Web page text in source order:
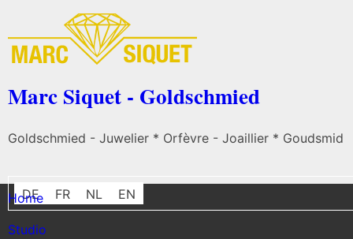
Marc Siquet - Goldschmied
Goldschmied - Juwelier * Orfèvre - Joaillier * Goudsmid
DE FR NL EN
Home
Studio